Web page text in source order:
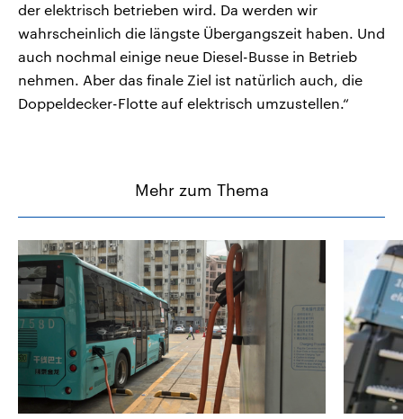
der elektrisch betrieben wird. Da werden wir
wahrscheinlich die längste Übergangszeit haben. Und
auch nochmal einige neue Diesel-Busse in Betrieb
nehmen. Aber das finale Ziel ist natürlich auch, die
Doppeldecker-Flotte auf elektrisch umzustellen.“
Mehr zum Thema